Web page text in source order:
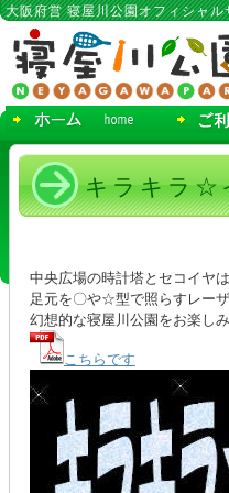
大阪府営 寝屋川公園オフィシャ
コ
ツ
へ
動
キラキラ☆
中央広場の時計塔とセコイヤ
足元を〇や☆型で照らすレー
幻想的な寝屋川公園をお楽し
こちらです